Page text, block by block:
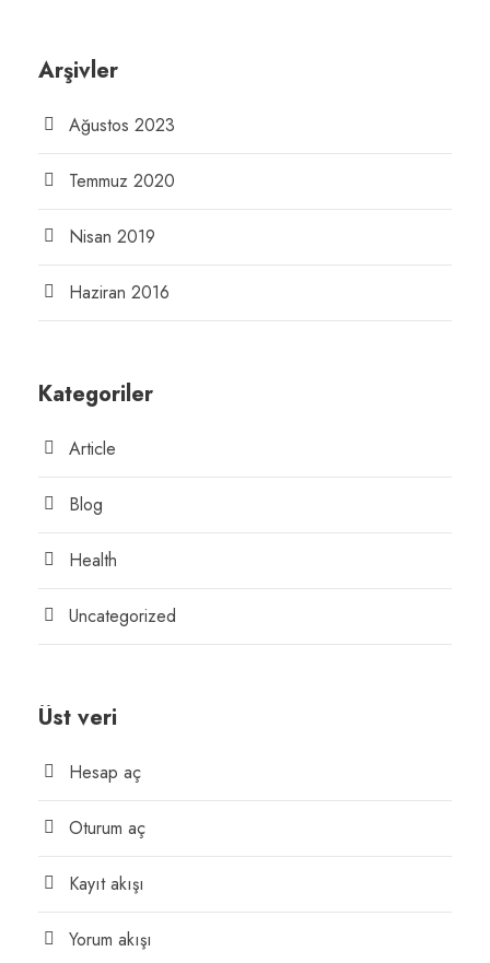
Arşivler
Ağustos 2023
Temmuz 2020
Nisan 2019
Haziran 2016
Kategoriler
Article
Blog
Health
Uncategorized
Üst veri
Hesap aç
Oturum aç
Kayıt akışı
Yorum akışı